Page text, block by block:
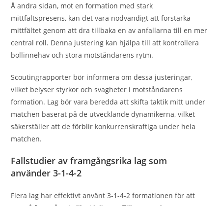
Å andra sidan, mot en formation med stark
mittfältspresens, kan det vara nödvändigt att förstärka
mittfältet genom att dra tillbaka en av anfallarna till en mer
central roll. Denna justering kan hjälpa till att kontrollera
bollinnehav och störa motståndarens rytm.
Scoutingrapporter bör informera om dessa justeringar,
vilket belyser styrkor och svagheter i motståndarens
formation. Lag bör vara beredda att skifta taktik mitt under
matchen baserat på de utvecklande dynamikerna, vilket
säkerställer att de förblir konkurrenskraftiga under hela
matchen.
Fallstudier av framgångsrika lag som
använder 3-1-4-2
Flera lag har effektivt använt 3-1-4-2 formationen för att